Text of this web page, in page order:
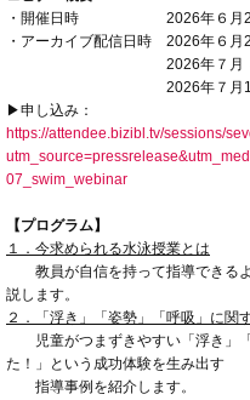
・開催日時 2026年６月22日
・アーカイブ配信日時 2026年６
2026年７月 ４日（土
2026年７月14日（火
▶申し込み：
https://attendee.bizibl.tv/sessions/
07_swim_webinar
【プログラム】
１．今求められる水泳授業とは
教員が自信を持って指導できる
説します。
２．「浮き」「姿勢」「呼吸」に関
児童がつまずきやすい「浮き」
た！」という成功体験を生み出す
指導事例を紹介します。